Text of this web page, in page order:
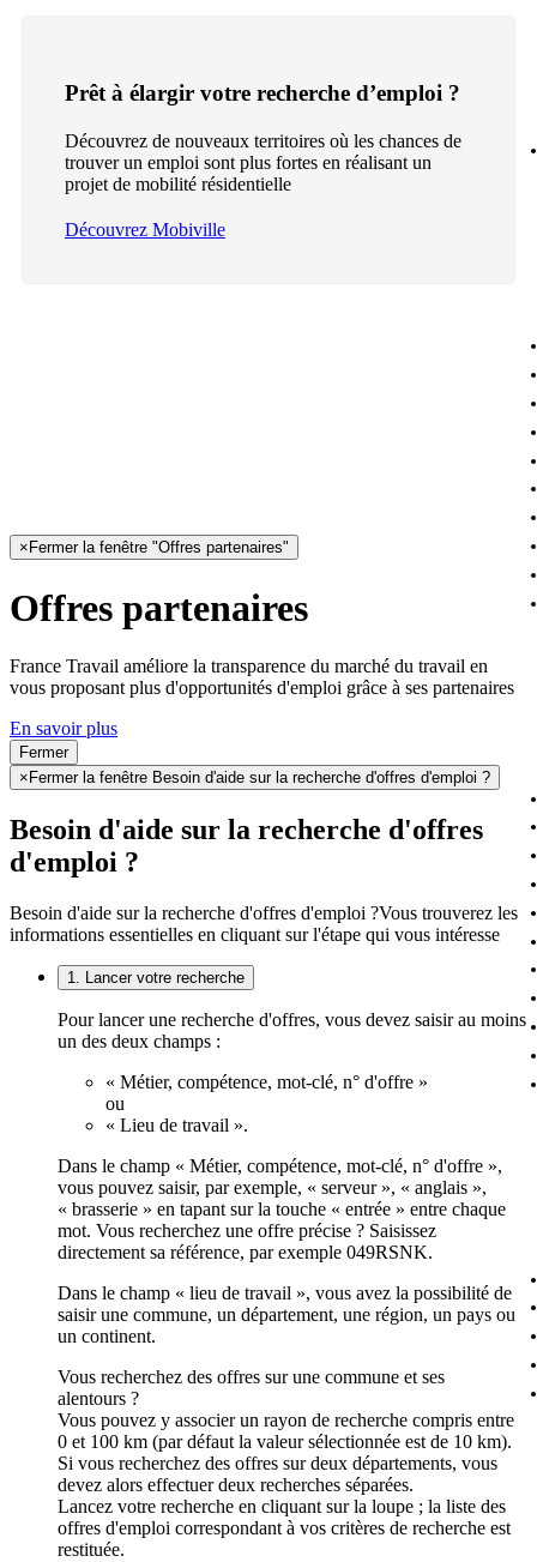
Prêt à élargir votre recherche d’emploi ?
Découvrez de nouveaux territoires où les chances de
trouver un emploi sont plus fortes en réalisant un
projet de mobilité résidentielle
Découvrez Mobiville
× Fermer la fenêtre "Offres partenaires"
Offres partenaires
France Travail améliore la transparence du marché du travail en
vous proposant plus d'opportunités d'emploi grâce à ses partenaires
En savoir plus
Fermer
× Fermer la fenêtre Besoin d'aide sur la recherche d'offres d'emploi ?
Besoin d'aide sur la recherche d'offres
d'emploi ?
Besoin d'aide sur la recherche d'offres d'emploi ?Vous trouverez les
informations essentielles en cliquant sur l'étape qui vous intéresse
1. Lancer votre recherche
Pour lancer une recherche d'offres, vous devez saisir au moins
un des deux champs :
« Métier, compétence, mot-clé, n° d'offre »
ou
« Lieu de travail ».
Dans le champ « Métier, compétence, mot-clé, n° d'offre »,
vous pouvez saisir, par exemple, « serveur », « anglais »,
« brasserie » en tapant sur la touche « entrée » entre chaque
mot. Vous recherchez une offre précise ? Saisissez
directement sa référence, par exemple 049RSNK.
Dans le champ « lieu de travail », vous avez la possibilité de
saisir une commune, un département, une région, un pays ou
un continent.
Vous recherchez des offres sur une commune et ses
alentours ?
Vous pouvez y associer un rayon de recherche compris entre
0 et 100 km (par défaut la valeur sélectionnée est de 10 km).
Si vous recherchez des offres sur deux départements, vous
devez alors effectuer deux recherches séparées.
Lancez votre recherche en cliquant sur la loupe ; la liste des
offres d'emploi correspondant à vos critères de recherche est
restituée.